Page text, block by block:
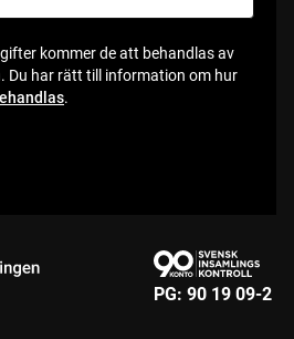
kommer de att behandlas av
Du har rätt till information om hur
.
PG: 90 19 09-2